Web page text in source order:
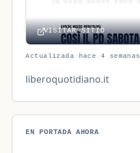
VISITAR SITIO
Actualizada hace 4 semanas
liberoquotidiano.it
EN PORTADA AHORA